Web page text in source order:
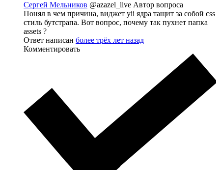
Сергей Мельников @azazel_live Автор вопроса
Понял в чем причина, виджет yii ядра тащит за собой css
стиль бутстрапа. Вот вопрос, почему так пухнет папка
assets ?
Ответ написан более трёх лет назад
Комментировать